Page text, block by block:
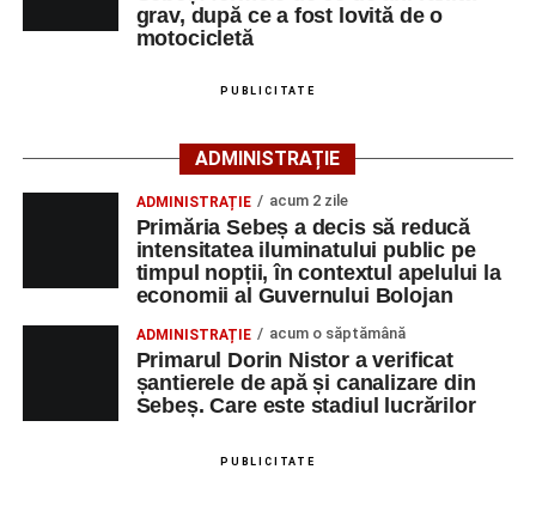
produs accidentul. De asemenea, aceștia acționează
66 ani, va fi transportată la UPU Alba Iulia”
Adaugă-ne ca sursă preferată
Urmărește-ne pe Google News
Ultimele știri din Sebeș
Femeie de 66 de ani, transportată în stare gravă la
grav, după ce a fost lovită de o
motocicletă
PUBLICITATE
ADMINISTRAȚIE
ADMINISTRAȚIE acum 2 zile
Primăria Sebeș a decis să reducă
intensitatea iluminatului public pe
timpul nopții, în contextul apelului la
economii al Guvernului Bolojan
ADMINISTRAȚIE acum o săptămână
Primarul Dorin Nistor a verificat
șantierele de apă și canalizare din
Sebeș. Care este stadiul lucrărilor
PUBLICITATE